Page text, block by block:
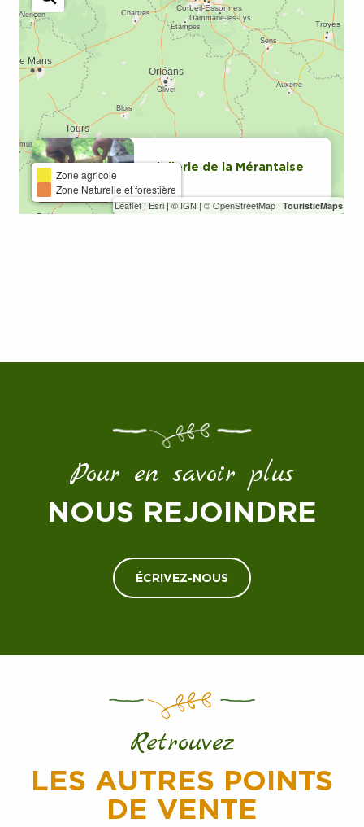
Zone agricole
Zone Naturelle et forestière
Leaflet|Esri|© IGN|© OpenStreetMap|TouristicMaps
Miellerie de la Mérantaise
Pour en savoir plus
NOUS REJOINDRE
ÉCRIVEZ-NOUS
Retrouvez
LES AUTRES POINTS
DE VENTE